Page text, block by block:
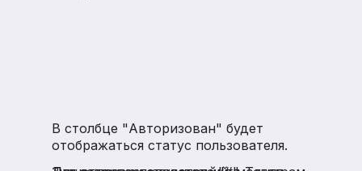
В столбце "Авторизован" будет
отображаться статус пользователя.